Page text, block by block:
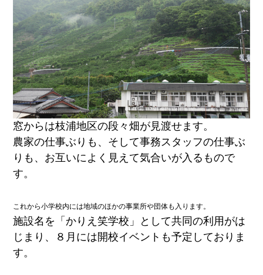
窓からは枝浦地区の段々畑が見渡せます。
農家の仕事ぶりも、そして事務スタッフの仕事ぶ
りも、お互いによく見えて気合いが入るもので
す。
これから小学校内には地域のほかの事業所や団体も入ります。
施設名を「かりえ笑学校」として共同の利用がは
じまり、８月には開校イベントも予定しておりま
す。